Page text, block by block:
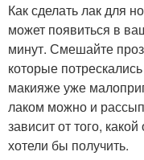
Как сделать лак для
может появиться в
минут. Смешайте
которые
макияже уже
лаком можно и
зависит от того,
хотели бы получить.